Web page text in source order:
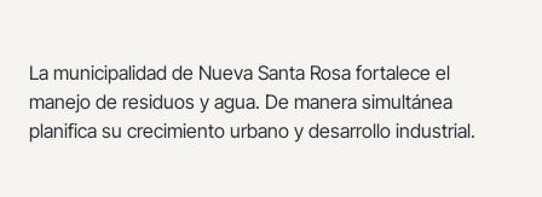
La municipalidad de Nueva Santa Rosa fortalece el
manejo de residuos y agua. De manera simultánea
planifica su crecimiento urbano y desarrollo industrial.